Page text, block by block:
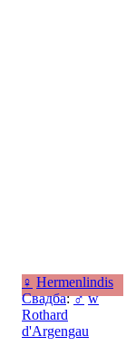
♀ Hermenlindis
Свадба:♂ w
Rothard
d'Argengau